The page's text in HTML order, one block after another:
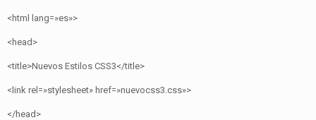
<html lang=»es»>
<head>
<title>Nuevos Estilos CSS3</title>
<link rel=»stylesheet» href=»nuevocss3.css»>
</head>